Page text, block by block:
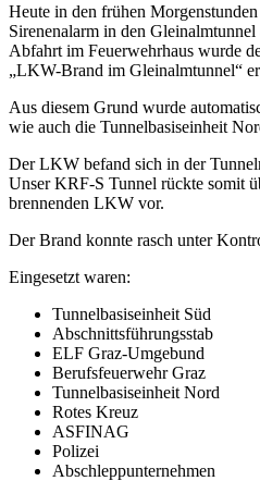
Heute in den frühen
Sirenenalarm in den
Abfahrt im Feuerwehrhaus wurde
„LKW-Brand im Gleinalmtunnel“
Aus diesem Grund wurde
wie auch die Tunnelbasiseinheit
Der LKW befand sich in der
Unser KRF-S Tunnel rückte somit
brennenden LKW vor.
Der Brand konnte rasch unter
Eingesetzt waren:
Tunnelbasiseinheit Süd
Abschnittsführungsstab
ELF Graz-Umgebund
Berufsfeuerwehr Graz
Tunnelbasiseinheit Nord
Rotes Kreuz
ASFINAG
Polizei
Abschleppunternehmen